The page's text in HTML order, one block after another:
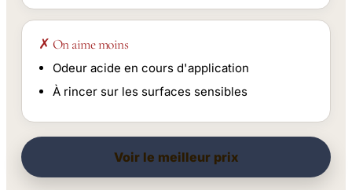
✗ On aime moins
Odeur acide en cours d'application
À rincer sur les surfaces sensibles
Voir le meilleur prix